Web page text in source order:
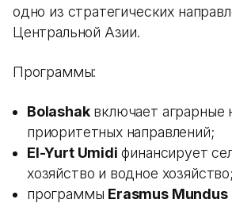
одно из стратегических
Центральной Азии.
Программы:
Bolashakвключает аграрные
приоритетных направлений;
El-Yurt Umidi финансирует
хозяйство и водное хозяйство;
программы Erasmus Mundus